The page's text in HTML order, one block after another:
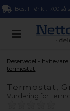
Bestill før kl. 17.00 så
Reservedel - hvitevare
termostat
Termostat,
Vurdering for